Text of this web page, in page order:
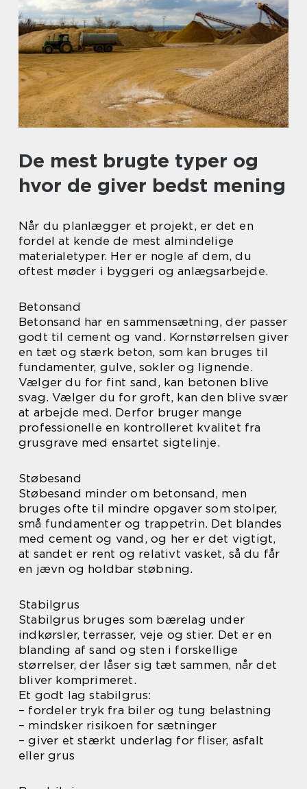
De mest brugte typer og
hvor de giver bedst mening
Når du planlægger et projekt, er det en
fordel at kende de mest almindelige
materialetyper. Her er nogle af dem, du
oftest møder i byggeri og anlægsarbejde.
Betonsand
Betonsand har en sammensætning, der passer
godt til cement og vand. Kornstørrelsen giver
en tæt og stærk beton, som kan bruges til
fundamenter, gulve, sokler og lignende.
Vælger du for fint sand, kan betonen blive
svag. Vælger du for groft, kan den blive svær
at arbejde med. Derfor bruger mange
professionelle en kontrolleret kvalitet fra
grusgrave med ensartet sigtelinje.
Støbesand
Støbesand minder om betonsand, men
bruges ofte til mindre opgaver som stolper,
små fundamenter og trappetrin. Det blandes
med cement og vand, og her er det vigtigt,
at sandet er rent og relativt vasket, så du får
en jævn og holdbar støbning.
Stabilgrus
Stabilgrus bruges som bærelag under
indkørsler, terrasser, veje og stier. Det er en
blanding af sand og sten i forskellige
størrelser, der låser sig tæt sammen, når det
bliver komprimeret.
Et godt lag stabilgrus:
– fordeler tryk fra biler og tung belastning
– mindsker risikoen for sætninger
– giver et stærkt underlag for fliser, asfalt
eller grus